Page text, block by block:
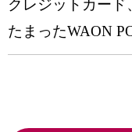
クレジットカード
たまったWAON